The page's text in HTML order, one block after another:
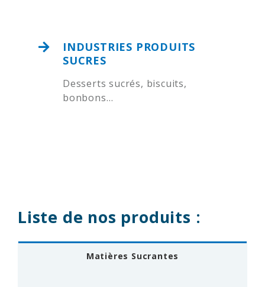
INDUSTRIES PRODUITS
SUCRES
Desserts sucrés, biscuits,
bonbons…
Liste de nos produits :
Matières Sucrantes